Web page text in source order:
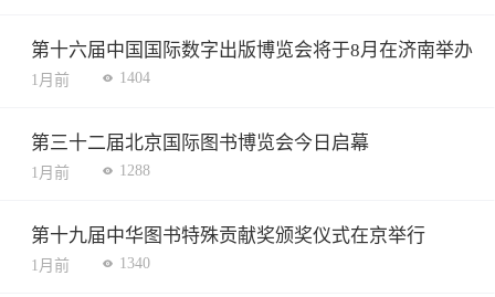
第十六届中国国际数字出版博览会将于8月在济南举办
1月前 1404
第三十二届北京国际图书博览会今日启幕
1月前 1288
第十九届中华图书特殊贡献奖颁奖仪式在京举行
1月前 1340